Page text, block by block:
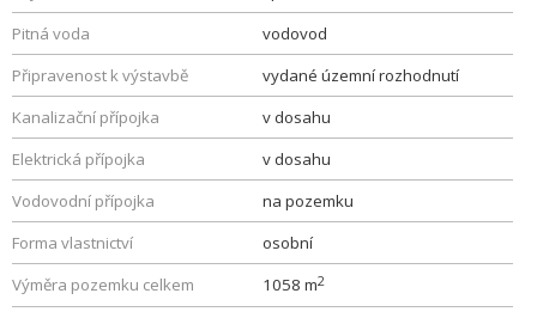
Pitná voda
vodovod
Připravenost k výstavbě
vydané územní rozhodnutí
Kanalizační přípojka
v dosahu
Elektrická přípojka
v dosahu
Vodovodní přípojka
na pozemku
Forma vlastnictví
osobní
Výměra pozemku celkem
1058 m2